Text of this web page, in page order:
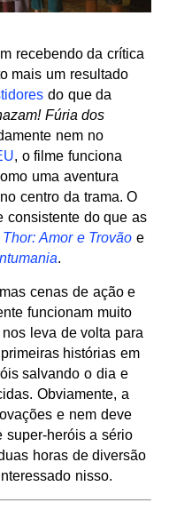
recebendo da crítica
mais um resultado
do que da
Fúria dos
nem no
, o filme funciona
uma aventura
centro da trama. O
consistente do que as
Thor: Amor e Trovão e
.
cenas de ação e
funcionam muito
nos leva de volta para
histórias em
salvando o dia e
Obviamente, a
e nem deve
super-heróis a sério
horas de diversão
nisso.